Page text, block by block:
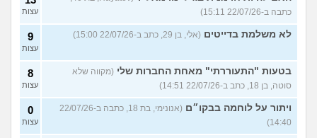
כתבה ב-22/07/26 15:11)
עצות
לא משלמת בדייטים (אלי, בן 29, כתב ב-22/07/26 15:00) 9
עצות
בטעות "התעוררתי" מאחת החברות שלי (מקווה שלא
סוטה, בן 18, כתב ב-22/07/26 14:51)
8
עצות
ויתור על לוחמה בבקו״ם
(אנונימי, בת 18, כתבה ב-22/07/26
14:40)
0
עצות